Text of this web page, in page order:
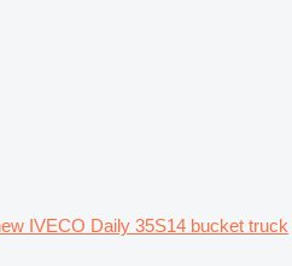
IVECO Daily 35S14 bucket truck